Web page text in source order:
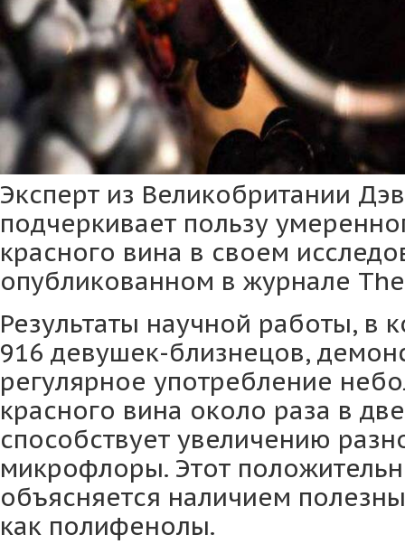
Эксперт из Великобритании
подчеркивает пользу
красного вина в своем
опубликованном в журнале
Результаты научной работы, в
916 девушек-близнецов,
регулярное употребление
красного вина около раза в
способствует увеличению
микрофлоры. Этот
объясняется наличием
как полифенолы.